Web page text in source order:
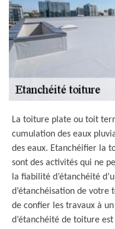
La toiture plate ou toit
cumulation des eaux
des eaux. Etanchéifier la
sont des activités qui ne
la fiabilité d’étanchéité
d’étanchéisation de votre
de confier les travaux à
d’étanchéité de toiture